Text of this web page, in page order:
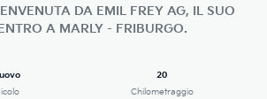
DA EMIL FREY AG, IL SUO
A MARLY - FRIBURGO.
20
Chilometraggio